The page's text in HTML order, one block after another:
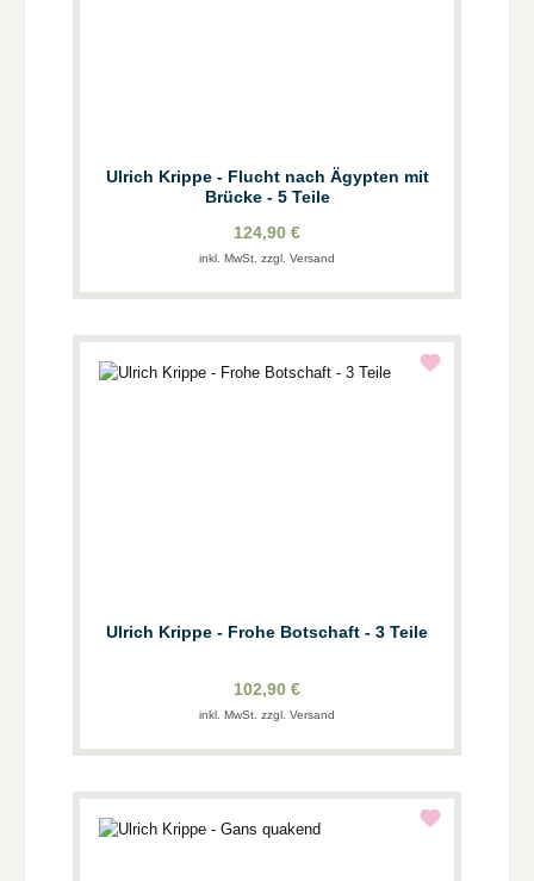
Ulrich Krippe - Flucht nach Ägypten mit
Brücke - 5 Teile
124,90 €
inkl. MwSt. zzgl. Versand
Ulrich Krippe - Frohe Botschaft - 3 Teile
102,90 €
inkl. MwSt. zzgl. Versand